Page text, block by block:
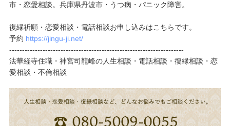
市・恋愛相談。兵庫県丹波市・うつ病・パニック障害。
復縁祈願・恋愛相談・電話相談お申し込みはこちらです。
予約 https://jingu-ji.net/
--------------------------------------------------------------------
法華経寺住職・神宮司龍峰の人生相談・電話相談・復縁相談・恋
愛相談・不倫相談